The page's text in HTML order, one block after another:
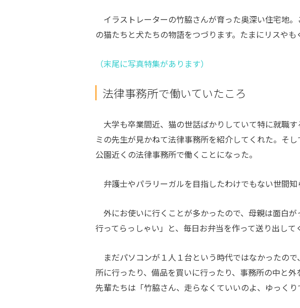
イラストレーターの竹脇さんが育った奥深い住宅地
の猫たちと犬たちの物語をつづります。たまにリスやも
（末尾に写真特集があります）
法律事務所で働いていたころ
大学も卒業間近、猫の世話ばかりしていて特に就職
ミの先生が見かねて法律事務所を紹介してくれた。そ
公園近くの法律事務所で働くことになった。
弁護士やパラリーガルを目指したわけでもない世間知
外にお使いに行くことが多かったので、母親は面白が
行ってらっしゃい」と、毎日お弁当を作って送り出して
まだパソコンが１人１台という時代ではなかったの
所に行ったり、備品を買いに行ったり、事務所の中と
先輩たちは「竹脇さん、走らなくていいのよ、ゆっくり